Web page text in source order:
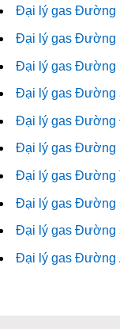
Đại lý gas Đường
Đại lý gas Đường
Đại lý gas Đường
Đại lý gas Đường
Đại lý gas Đường
Đại lý gas Đường
Đại lý gas Đường
Đại lý gas Đường
Đại lý gas Đường
Đại lý gas Đường